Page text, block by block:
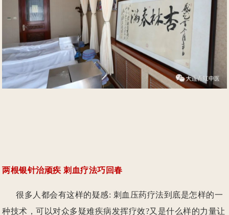
两根银针治顽疾 刺血疗法巧回春
很多人都会有这样的疑感: 刺血压药疗法到底是怎样的一
种技术，可以对众多疑难疾病发挥疗效?又是什么样的力量让